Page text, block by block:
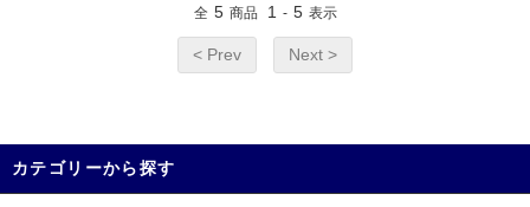
全 5 商品 1 - 5 表示
< Prev Next >
カテゴリーから探す